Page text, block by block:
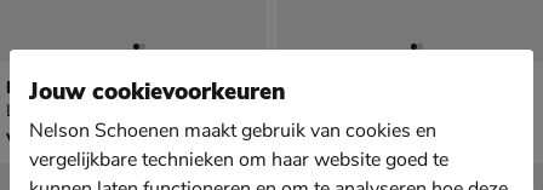
Rehab Greg Wall
Lage nette schoenen - cognac
vanaf € 189,99
v.a.189,99
Rehab Pozato Dots
van € 169,99 voor € 118,99
169,99 118,99
Sale
Jouw cookievoorkeuren
Nelson Schoenen maakt gebruik van cookies en
vergelijkbare technieken om haar website goed te